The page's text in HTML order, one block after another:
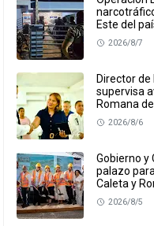
Este del
2026/8/7
Director
supervisa
Romana
2026/8/6
Gobierno y
palazo
Caleta y
2026/8/5